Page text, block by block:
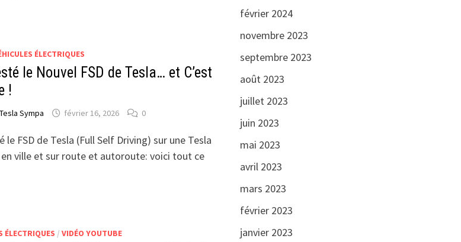
ÉLECTRIQUES
le Nouvel FSD de Tesla… et C’est
!
Tesla Sympa février 16, 2026 0
le FSD de Tesla (Full Self Driving) sur une Tesla
en ville et sur route et autoroute: voici tout ce
ÉLECTRIQUES / VIDÉO YOUTUBE
février 2024
novembre 2023
septembre 2023
août 2023
juillet 2023
juin 2023
mai 2023
avril 2023
mars 2023
février 2023
janvier 2023